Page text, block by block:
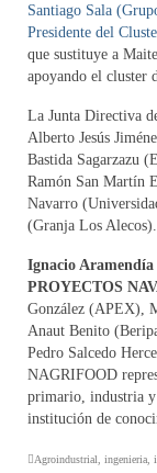
Clientes
Contacto
Noticias
Santiago Sala
Presidente del
que sustituye a
apoyando el cluster
La Junta Directiva
Alberto Jesús
Bastida Sagarzazu
Ramón San Martín
Navarro
(Granja Los Alecos).
Ignacio
PROYECTOS
González (APEX),
Anaut Benito
Pedro Salcedo
NAGRIFOOD
primario, industria
institución de
Agroindustrial ingenieria